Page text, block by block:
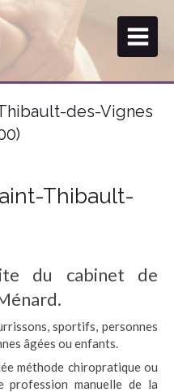
des-Vignes
Thibault-
du cabinet de
sportifs, personnes
âgées ou enfants.
méthode chiropratique ou
profession manuelle de la